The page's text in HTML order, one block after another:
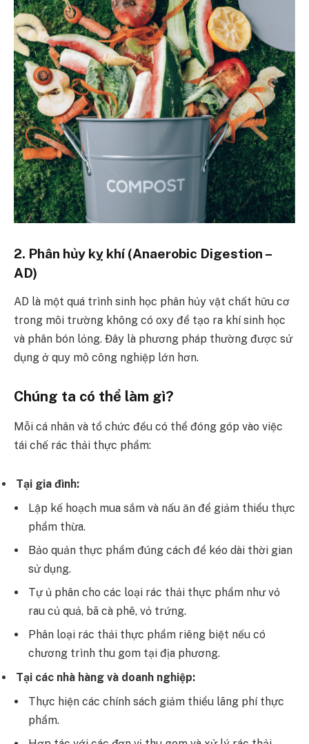
2. Phân hủy kỵ khí (Anaerobic Digestion –
AD)
AD là một quá trình sinh học phân hủy vật chất hữu cơ
trong môi trường không có oxy để tạo ra khí sinh học
và phân bón lỏng. Đây là phương pháp thường được sử
dụng ở quy mô công nghiệp lớn hơn.
Chúng ta có thể làm gì?
Mỗi cá nhân và tổ chức đều có thể đóng góp vào việc
tái chế rác thải thực phẩm:
Tại gia đình:
Lập kế hoạch mua sắm và nấu ăn để giảm thiểu thực
phẩm thừa.
Bảo quản thực phẩm đúng cách để kéo dài thời gian
sử dụng.
Tự ủ phân cho các loại rác thải thực phẩm như vỏ
rau củ quả, bã cà phê, vỏ trứng.
Phân loại rác thải thực phẩm riêng biệt nếu có
chương trình thu gom tại địa phương.
Tại các nhà hàng và doanh nghiệp:
Thực hiện các chính sách giảm thiểu lãng phí thực
phẩm.